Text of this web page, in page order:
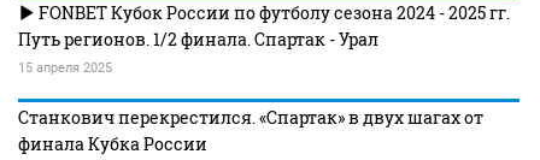
FONBET Кубок России по футболу сезона 2024 - 2025 гг.
Путь регионов. 1/2 финала. Спартак - Урал
15 апреля 2025
Станкович перекрестился. «Спартак» в двух шагах от
финала Кубка России